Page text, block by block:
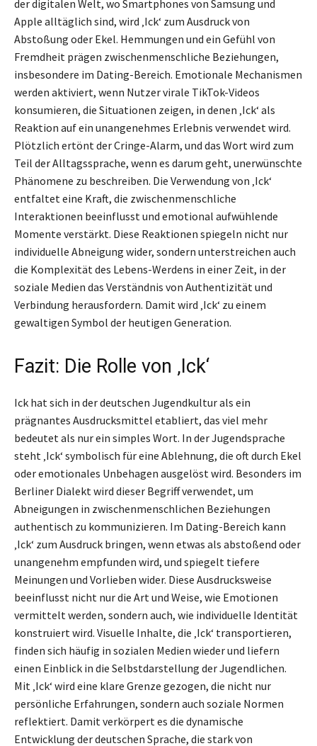
der digitalen Welt, wo Smartphones von Samsung und
Apple alltäglich sind, wird ‚Ick‘ zum Ausdruck von
Abstoßung oder Ekel. Hemmungen und ein Gefühl von
Fremdheit prägen zwischenmenschliche Beziehungen,
insbesondere im Dating-Bereich. Emotionale Mechanismen
werden aktiviert, wenn Nutzer virale TikTok-Videos
konsumieren, die Situationen zeigen, in denen ‚Ick‘ als
Reaktion auf ein unangenehmes Erlebnis verwendet wird.
Plötzlich ertönt der Cringe-Alarm, und das Wort wird zum
Teil der Alltagssprache, wenn es darum geht, unerwünschte
Phänomene zu beschreiben. Die Verwendung von ‚Ick‘
entfaltet eine Kraft, die zwischenmenschliche
Interaktionen beeinflusst und emotional aufwühlende
Momente verstärkt. Diese Reaktionen spiegeln nicht nur
individuelle Abneigung wider, sondern unterstreichen auch
die Komplexität des Lebens-Werdens in einer Zeit, in der
soziale Medien das Verständnis von Authentizität und
Verbindung herausfordern. Damit wird ‚Ick‘ zu einem
gewaltigen Symbol der heutigen Generation.
Fazit: Die Rolle von ‚Ick‘
Ick hat sich in der deutschen Jugendkultur als ein
prägnantes Ausdrucksmittel etabliert, das viel mehr
bedeutet als nur ein simples Wort. In der Jugendsprache
steht ‚Ick‘ symbolisch für eine Ablehnung, die oft durch Ekel
oder emotionales Unbehagen ausgelöst wird. Besonders im
Berliner Dialekt wird dieser Begriff verwendet, um
Abneigungen in zwischenmenschlichen Beziehungen
authentisch zu kommunizieren. Im Dating-Bereich kann
‚Ick‘ zum Ausdruck bringen, wenn etwas als abstoßend oder
unangenehm empfunden wird, und spiegelt tiefere
Meinungen und Vorlieben wider. Diese Ausdrucksweise
beeinflusst nicht nur die Art und Weise, wie Emotionen
vermittelt werden, sondern auch, wie individuelle Identität
konstruiert wird. Visuelle Inhalte, die ‚Ick‘ transportieren,
finden sich häufig in sozialen Medien wieder und liefern
einen Einblick in die Selbstdarstellung der Jugendlichen.
Mit ‚Ick‘ wird eine klare Grenze gezogen, die nicht nur
persönliche Erfahrungen, sondern auch soziale Normen
reflektiert. Damit verkörpert es die dynamische
Entwicklung der deutschen Sprache, die stark von